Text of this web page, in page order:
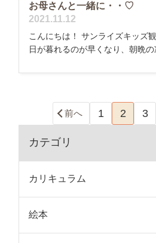
お母さんと一緒に・・♡
2021.11.12
こんにちは！ サンライズキッズ
日が暮れるのが早くなり、朝晩
前へ 1 2 3
カテゴリ
カリキュラム
絵本